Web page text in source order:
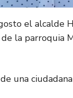
el alcalde
la parroquia
una